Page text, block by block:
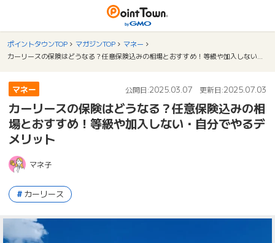
ポイントタウンTOP マガジンTOP
マネー
マネー 公開日:2025.03.07 更新日:2025.07.03
カーリースの保険はどうなる？任意保険込みの相
場とおすすめ！等級や加入しない・自分でやるデ
メリット
マネ子
カーリース